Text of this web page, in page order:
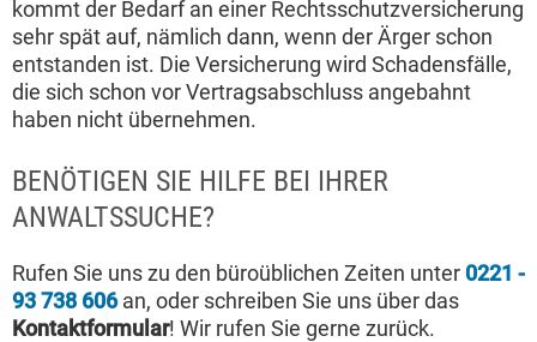
kommt der Bedarf an einer Rechtsschutzversicherung
sehr spät auf, nämlich dann, wenn der Ärger schon
entstanden ist. Die Versicherung wird Schadensfälle,
die sich schon vor Vertragsabschluss angebahnt
haben nicht übernehmen.
BENÖTIGEN SIE HILFE BEI IHRER
ANWALTSSUCHE?
Rufen Sie uns zu den büroüblichen Zeiten unter 0221 -
93 738 606an, oder schreiben Sie uns über das
Kontaktformular! Wir rufen Sie gerne zurück.